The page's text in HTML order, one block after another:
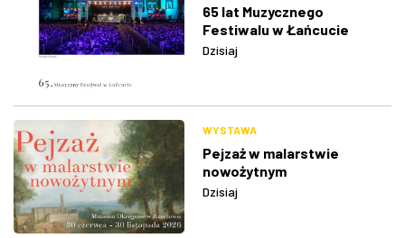
65 lat Muzycznego
Festiwalu w Łańcucie
Dzisiaj
WYSTAWA
Pejzaż w malarstwie
nowożytnym
Dzisiaj